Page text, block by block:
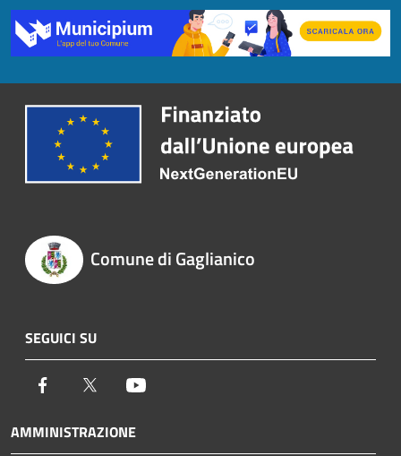
Comune di Gaglianico
SEGUICI SU
Facebook Twitter
AMMINISTRAZIONE